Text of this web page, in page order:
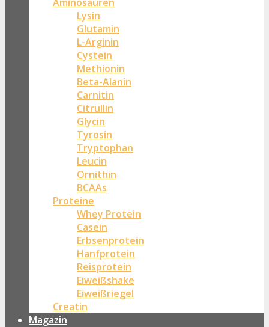
Lysin
Glutamin
L-Arginin
Cystein
Methionin
Beta-Alanin
Carnitin
Citrullin
Glycin
Tyrosin
Tryptophan
Leucin
Ornithin
BCAAs
Proteine
Whey Protein
Casein
Erbsenprotein
Hanfprotein
Reisprotein
Eiweißshake
Eiweißriegel
Creatin
Magazin